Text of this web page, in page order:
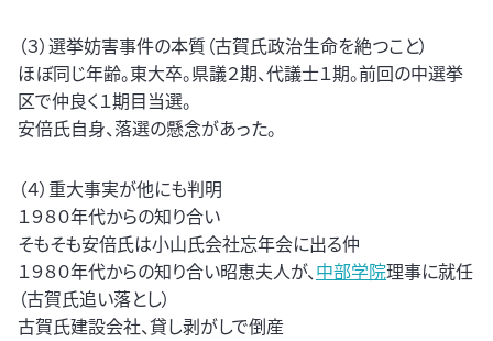
（３）選挙妨害事件の本質（古賀氏政治生命を絶つこと）
ほぼ同じ年齢。東大卒。県議２期、代議士１期。前回の中選挙
区で仲良く１期目当選。
安倍氏自身、落選の懸念があった。
（４）重大事実が他にも判明
１９８０年代からの知り合い
そもそも安倍氏は小山氏会社忘年会に出る仲
１９８０年代からの知り合い昭恵夫人が、中部学院理事に就任
（古賀氏追い落とし）
古賀氏建設会社、貸し剥がしで倒産